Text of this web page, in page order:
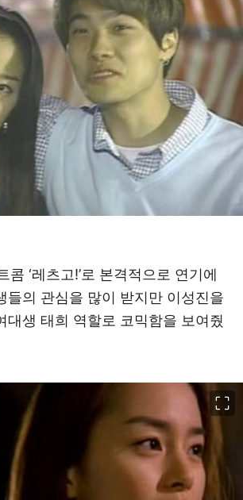
‘레츠고!’로 본격적으로 연기에
들의 관심을 많이 받지만 이성진을
대생 태희 역할로 코믹함을 보여줬